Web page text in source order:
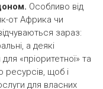
Особливо від
от Африка чи
зараз:
а деякі
«пріоритетної» та
ресурсів, щоб і
для власних